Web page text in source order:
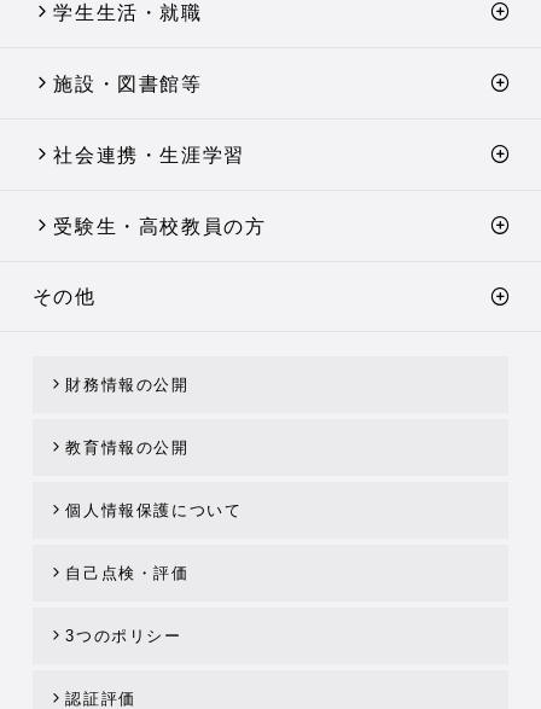
学生生活・就職
施設・図書館等
社会連携・生涯学習
受験生・高校教員の方
その他
財務情報の公開
教育情報の公開
個人情報保護について
自己点検・評価
3つのポリシー
認証評価